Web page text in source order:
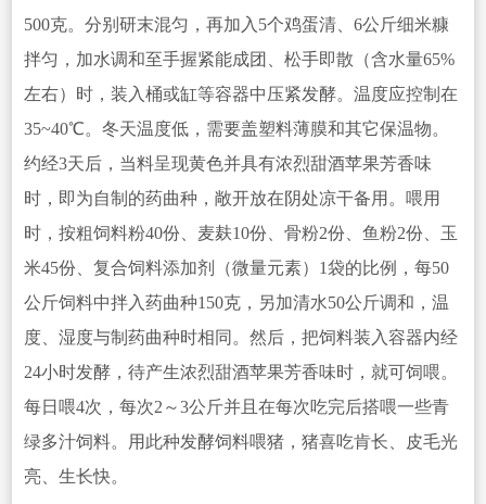
500克。分别研末混匀，再加入5个鸡蛋清、6公斤细米糠
拌匀，加水调和至手握紧能成团、松手即散（含水量65%
左右）时，装入桶或缸等容器中压紧发酵。温度应控制在
35~40℃。冬天温度低，需要盖塑料薄膜和其它保温物。
约经3天后，当料呈现黄色并具有浓烈甜酒苹果芳香味
时，即为自制的药曲种，敞开放在阴处凉干备用。喂用
时，按粗饲料粉40份、麦麸10份、骨粉2份、鱼粉2份、玉
米45份、复合饲料添加剂（微量元素）1袋的比例，每50
公斤饲料中拌入药曲种150克，另加清水50公斤调和，温
度、湿度与制药曲种时相同。然后，把饲料装入容器内经
24小时发酵，待产生浓烈甜酒苹果芳香味时，就可饲喂。
每日喂4次，每次2～3公斤并且在每次吃完后搭喂一些青
绿多汁饲料。用此种发酵饲料喂猪，猪喜吃肯长、皮毛光
亮、生长快。